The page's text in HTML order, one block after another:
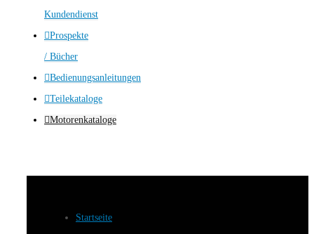
Kundendienst
Prospekte
/ Bücher
Bedienungsanleitungen
Teilekataloge
Motorenkataloge
Startseite